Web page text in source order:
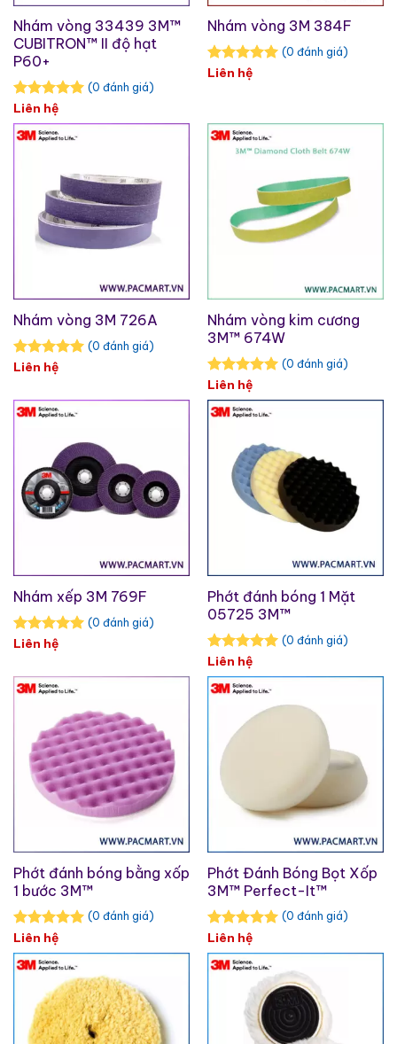
Nhám vòng 33439 3M™
CUBITRON™ II độ hạt
P60+
(0 đánh giá)
Liên hệ
Nhám vòng 3M 384F
(0 đánh giá)
Liên hệ
Nhám vòng 3M 726A
(0 đánh giá)
Liên hệ
Nhám vòng kim cương
3M™ 674W
(0 đánh giá)
Liên hệ
Nhám xếp 3M 769F
(0 đánh giá)
Liên hệ
Phớt đánh bóng 1 Mặt
05725 3M™
(0 đánh giá)
Liên hệ
Phớt đánh bóng bằng xốp
1 bước 3M™
(0 đánh giá)
Liên hệ
Phớt Đánh Bóng Bọt Xốp
3M™ Perfect-It™
(0 đánh giá)
Liên hệ